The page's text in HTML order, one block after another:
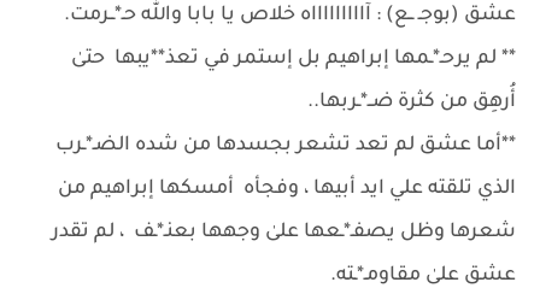
عشق (بوجـ ــع) : آاااااااااه خلاص يا بابا والله حـ*ــرمت.
** لم يرحـ*ـمها إبراهيم بل إستمر في تعذ**يبها حتىٰ
أُرهِق من كثرة ضــ*ـربها..
**أما عشق لم تعد تشعر بجسدها من شده الضـ*ـرب
الذي تلقته علي ايد أبيها ، وفجأه أمسكها إبراهيم من
شعرها وظل يصفـ*ـعها علىٰ وجهها بعنـ*ـف ، لم تقدر
عشق علىٰ مقاومـ*ـته.